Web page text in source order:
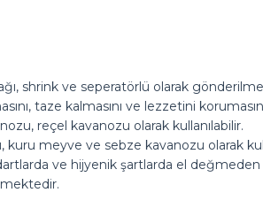
shrink ve seperatörlü olarak
taze kalmasını ve lezzetini
reçel kavanozu olarak kullanılabilir.
meyve ve sebze kavanozu olarak
ve hijyenik şartlarda el